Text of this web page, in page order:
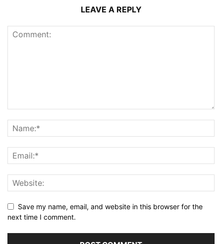
LEAVE A REPLY
Save my name, email, and website in this browser for the
next time I comment.